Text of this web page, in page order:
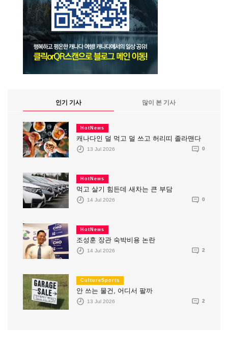
인기 기사 많이 본 기사
HotNews
캐나다인 덜 먹고 덜 쓰고 허리띠 졸라맨다
13 Jul 2026 0
HotNews
먹고 살기 힘든데 새차는 큰 부담
14 Jul 2026 0
HotNews
조성훈 장관 숙박비용 논란
14 Jul 2026 2
CultureSports
안 쓰는 물건, 어디서 팔까
13 Jul 2026 2